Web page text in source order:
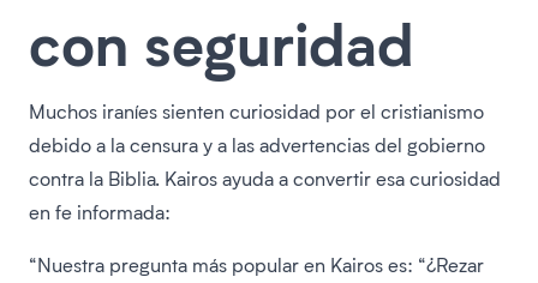
con seguridad
Muchos iraníes sienten curiosidad por el cristianismo
debido a la censura y a las advertencias del gobierno
contra la Biblia. Kairos ayuda a convertir esa curiosidad
en fe informada:
“Nuestra pregunta más popular en Kairos es: “¿Rezar